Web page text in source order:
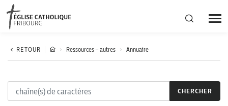
Région diocésaine
Actualités
RETOUR Ressources – autres Annuaire
CHERCHER